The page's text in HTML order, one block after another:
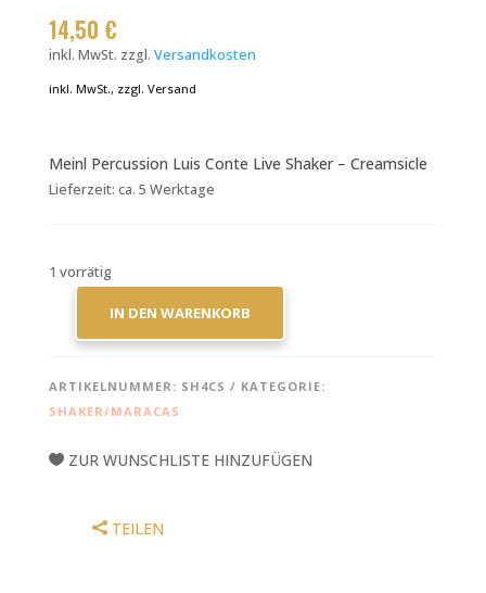
14,50 €
inkl. MwSt. zzgl. Versandkosten
inkl. MwSt., zzgl. Versand
Meinl Percussion Luis Conte Live Shaker – Creamsicle
Lieferzeit: ca. 5 Werktage
1 vorrätig
PERCUSSION
MENGE
IN DEN WARENKORB
ARTIKELNUMMER: SH4CS
KATEGORIE:
SHAKER/MARACAS
ZUR WUNSCHLISTE HINZUFÜGEN
TEILEN